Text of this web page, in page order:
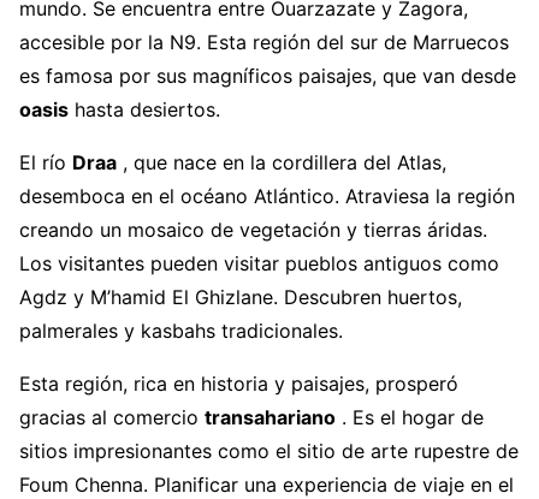
mundo. Se encuentra entre Ouarzazate y Zagora,
accesible por la N9. Esta región del sur de Marruecos
es famosa por sus magníficos paisajes, que van desde
oasis hasta desiertos.
El río Draa , que nace en la cordillera del Atlas,
desemboca en el océano Atlántico. Atraviesa la región
creando un mosaico de vegetación y tierras áridas.
Los visitantes pueden visitar pueblos antiguos como
Agdz y M’hamid El Ghizlane. Descubren huertos,
palmerales y kasbahs tradicionales.
Esta región, rica en historia y paisajes, prosperó
gracias al comercio transahariano . Es el hogar de
sitios impresionantes como el sitio de arte rupestre de
Foum Chenna. Planificar una experiencia de viaje en el